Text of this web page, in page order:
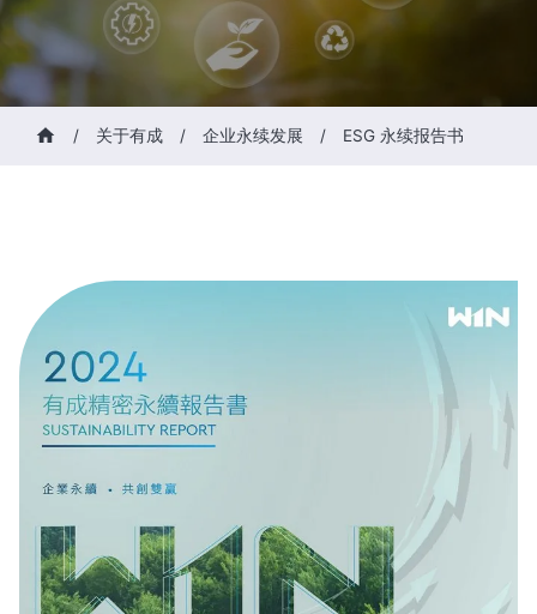
/ 关于有成 / 企业永续发展 / ESG 永续报告书